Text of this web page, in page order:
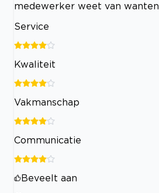
medewerker weet van wanten
Service
Kwaliteit
Vakmanschap
Communicatie
Beveelt aan